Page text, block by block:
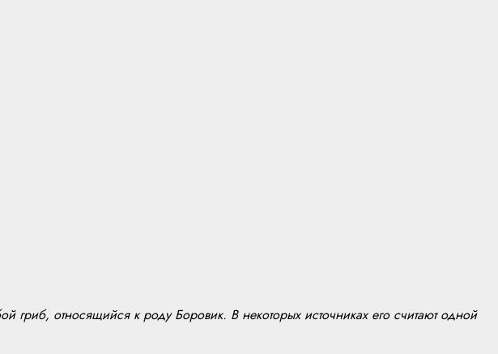
гриб, относящийся к роду Боровик. В некоторых источниках его считают одной